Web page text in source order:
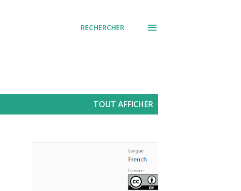
RECHERCHER
TOUT AFFICHER